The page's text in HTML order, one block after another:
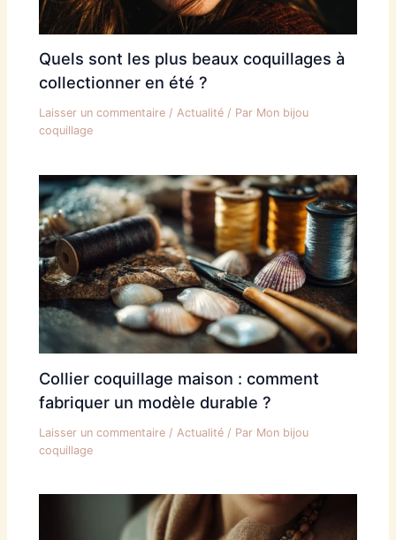
Quels sont les plus beaux coquillages à
collectionner en été ?
Laisser un commentaire /Actualité / Par Mon bijou
coquillage
Collier coquillage maison : comment
fabriquer un modèle durable ?
Laisser un commentaire / Actualité / Par Mon bijou
coquillage